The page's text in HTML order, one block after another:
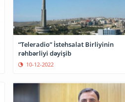
“Teleradio” İstehsalat Birliyinin
rəhbərliyi dəyişib
10-12-2022